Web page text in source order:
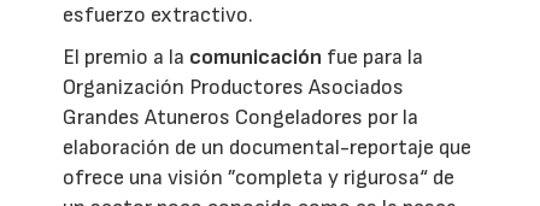
esfuerzo extractivo.
El premio a la comunicación fue para la
Organización Productores Asociados
Grandes Atuneros Congeladores por la
elaboración de un documental-reportaje que
ofrece una visión ”completa y rigurosa“ de